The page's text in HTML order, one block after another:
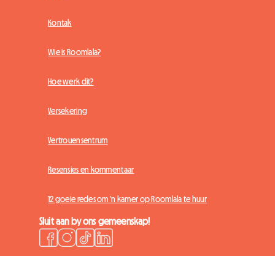
Kontak
Wie is Roomlala?
Hoe werk dit?
Versekering
Vertrouensentrum
Resensies en kommentaar
12 goeie redes om 'n kamer op Roomlala te huur
Sluit aan by ons gemeenskap!